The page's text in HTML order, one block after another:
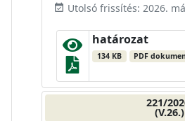
event_available Utolsó frissítés: 2026.
határozat
134 KB PDF
221/
(V.26.)